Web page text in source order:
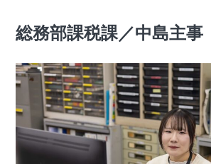
総務部課税課／中島主事